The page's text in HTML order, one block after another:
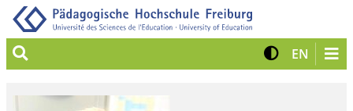
Suche Kontrast
EN Zur